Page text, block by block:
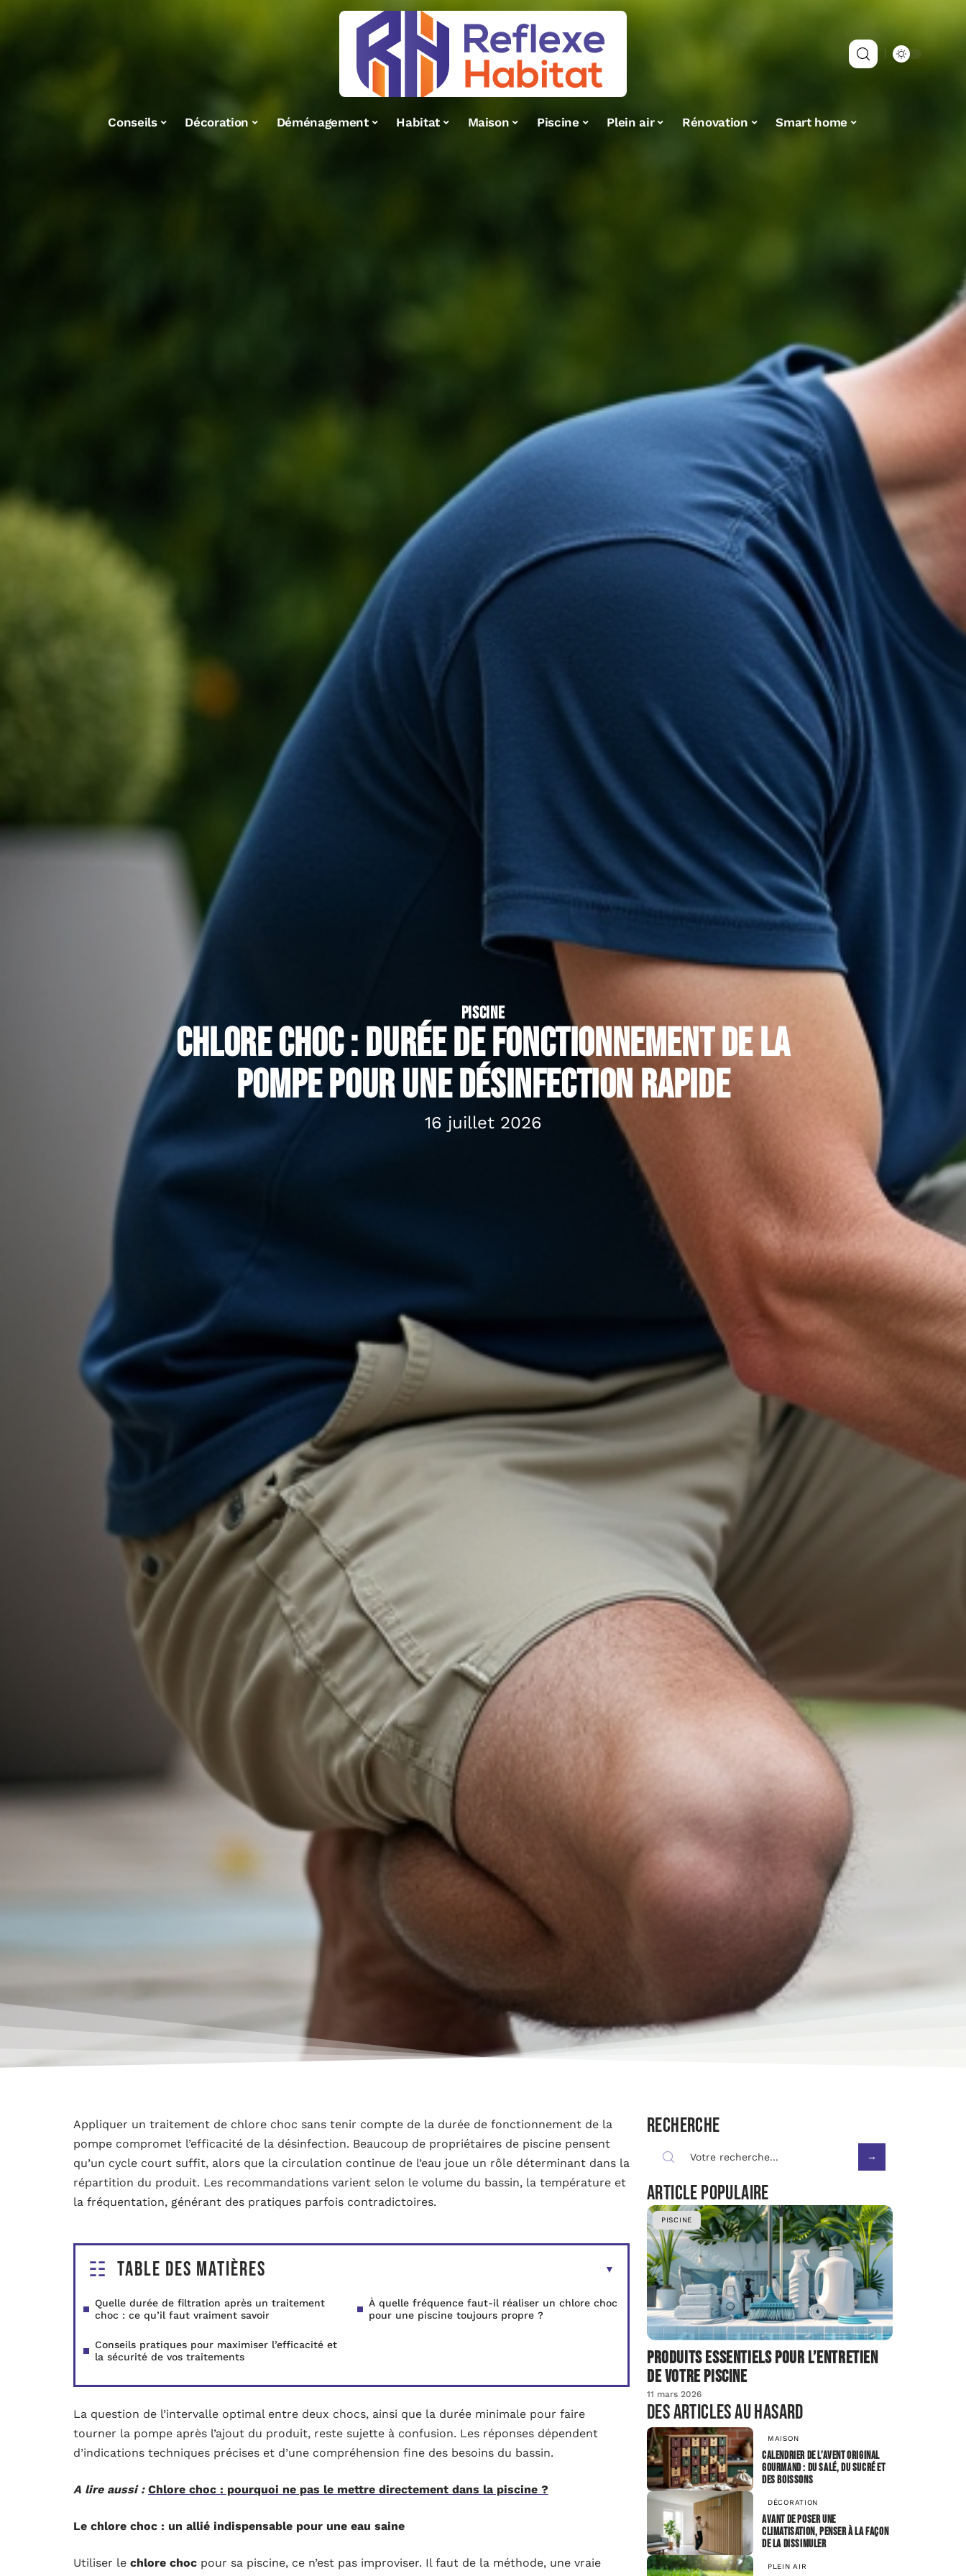
Conseils Décoration Déménagement Habitat Maison Piscine Plein air Rénovation Smart home
PISCINE
Chlore choc : durée de fonctionnement de la
pompe pour une désinfection rapide
16 juillet 2026
Appliquer un traitement de chlore choc sans tenir compte de la durée de fonctionnement de la
pompe compromet l’efficacité de la désinfection. Beaucoup de propriétaires de piscine pensent
qu’un cycle court suffit, alors que la circulation continue de l’eau joue un rôle déterminant dans la
répartition du produit. Les recommandations varient selon le volume du bassin, la température et
la fréquentation, générant des pratiques parfois contradictoires.
Table des matières
Quelle durée de filtration après un traitement
choc : ce qu’il faut vraiment savoir
À quelle fréquence faut-il réaliser un chlore choc
pour une piscine toujours propre ?
Conseils pratiques pour maximiser l’efficacité et
la sécurité de vos traitements
La question de l’intervalle optimal entre deux chocs, ainsi que la durée minimale pour faire
tourner la pompe après l’ajout du produit, reste sujette à confusion. Les réponses dépendent
d’indications techniques précises et d’une compréhension fine des besoins du bassin.
A lire aussi : Chlore choc : pourquoi ne pas le mettre directement dans la piscine ?
Le chlore choc : un allié indispensable pour une eau saine
Utiliser le chlore choc pour sa piscine, ce n’est pas improviser. Il faut de la méthode, une vraie
Recherche
Article populaire
PISCINE
Produits essentiels pour l’entretien
de votre piscine
11 mars 2026
Des articles au hasard
MAISON
Calendrier de l’avent original
gourmand : du salé, du sucré et
des boissons
DÉCORATION
Avant de poser une
climatisation, penser à la façon
de la dissimuler
PLEIN AIR